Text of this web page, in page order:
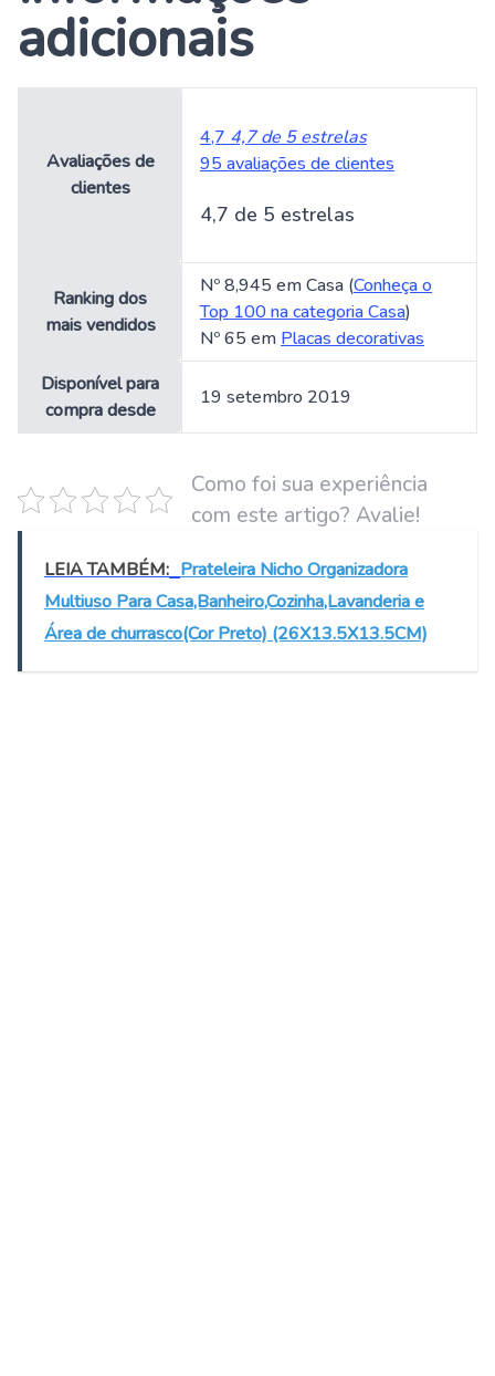
adicionais
Avaliações de
clientes
4,7 4,7 de 5 estrelas
95 avaliações de clientes
4,7 de 5 estrelas
Ranking dos
mais vendidos
Nº 8,945 em Casa (Conheça o
Top 100 na categoria Casa)
Nº 65 em Placas decorativas
Disponível para
compra desde
19 setembro 2019
Como foi sua experiência
com este artigo? Avalie!
LEIA TAMBÉM: Prateleira Nicho Organizadora
Multiuso Para Casa,Banheiro,Cozinha,Lavanderia e
Área de churrasco(Cor Preto) (26X13.5X13.5CM)